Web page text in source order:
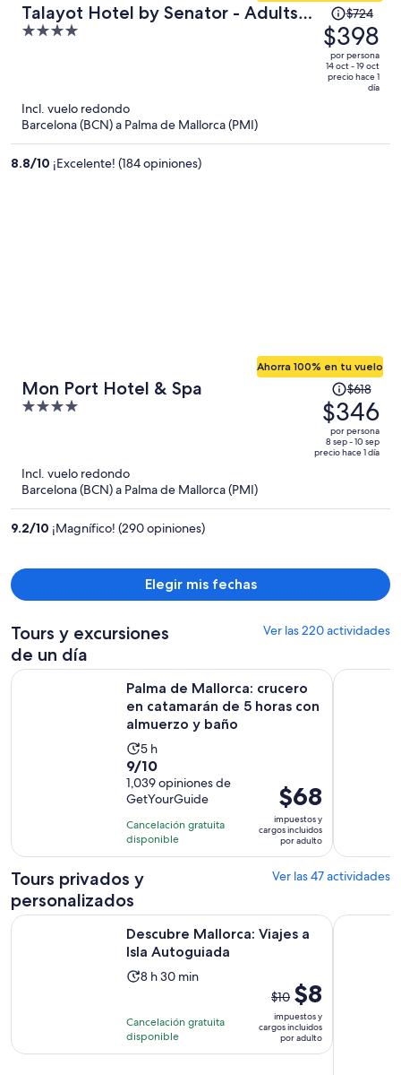
Talayot Hotel by Senator - Adults
Only
4
El
precio
era
de
$724
es
$724
$398
por persona
14 oct - 19 oct
precio hace 1
día
Incl. vuelo redondo
Barcelona (BCN) a Palma de Mallorca (PMI)
8.8/10 ¡Excelente! (184 opiniones)
Mon Port Hotel & Spa
4
Ahorra 100% en tu vuelo
El
precio
era
de
$618
por
$618
$346
por persona
8 sep - 10 sep
precio hace 1 día
Incl. vuelo redondo
Barcelona (BCN) a Palma de Mallorca (PMI)
9.2/10 ¡Magnífico! (290 opiniones)
Elegir mis fechas
Tours y excursiones
de un día
Ver las 220 actividades
Palma de Mallorca: crucero
en catamarán de 5 horas con
almuerzo y baño
La
actividad
dura
5
horas
5 h
9.0
de
10
con
1039
opiniones
9/10
1,039 opiniones de
GetYourGuide
Cancelación gratuita
disponible
El
precio
es
de
por
$68
impuestos y
cargos incluidos
por adulto
Palma de Mallorca: crucero en catamarán de 5 horas con
Tours privados y
personalizados
Ver las 47 actividades
Descubre Mallorca: Viajes a
Isla Autoguiada
La
dura
8
horas
8 h 30 min
Cancelación gratuita
disponible
El
precio
anterior
era
$10 $8
impuestos y
cargos incluidos
por adulto
Descubre Mallorca: Viajes a Isla Autoguiada Se abrirá en
Palma de